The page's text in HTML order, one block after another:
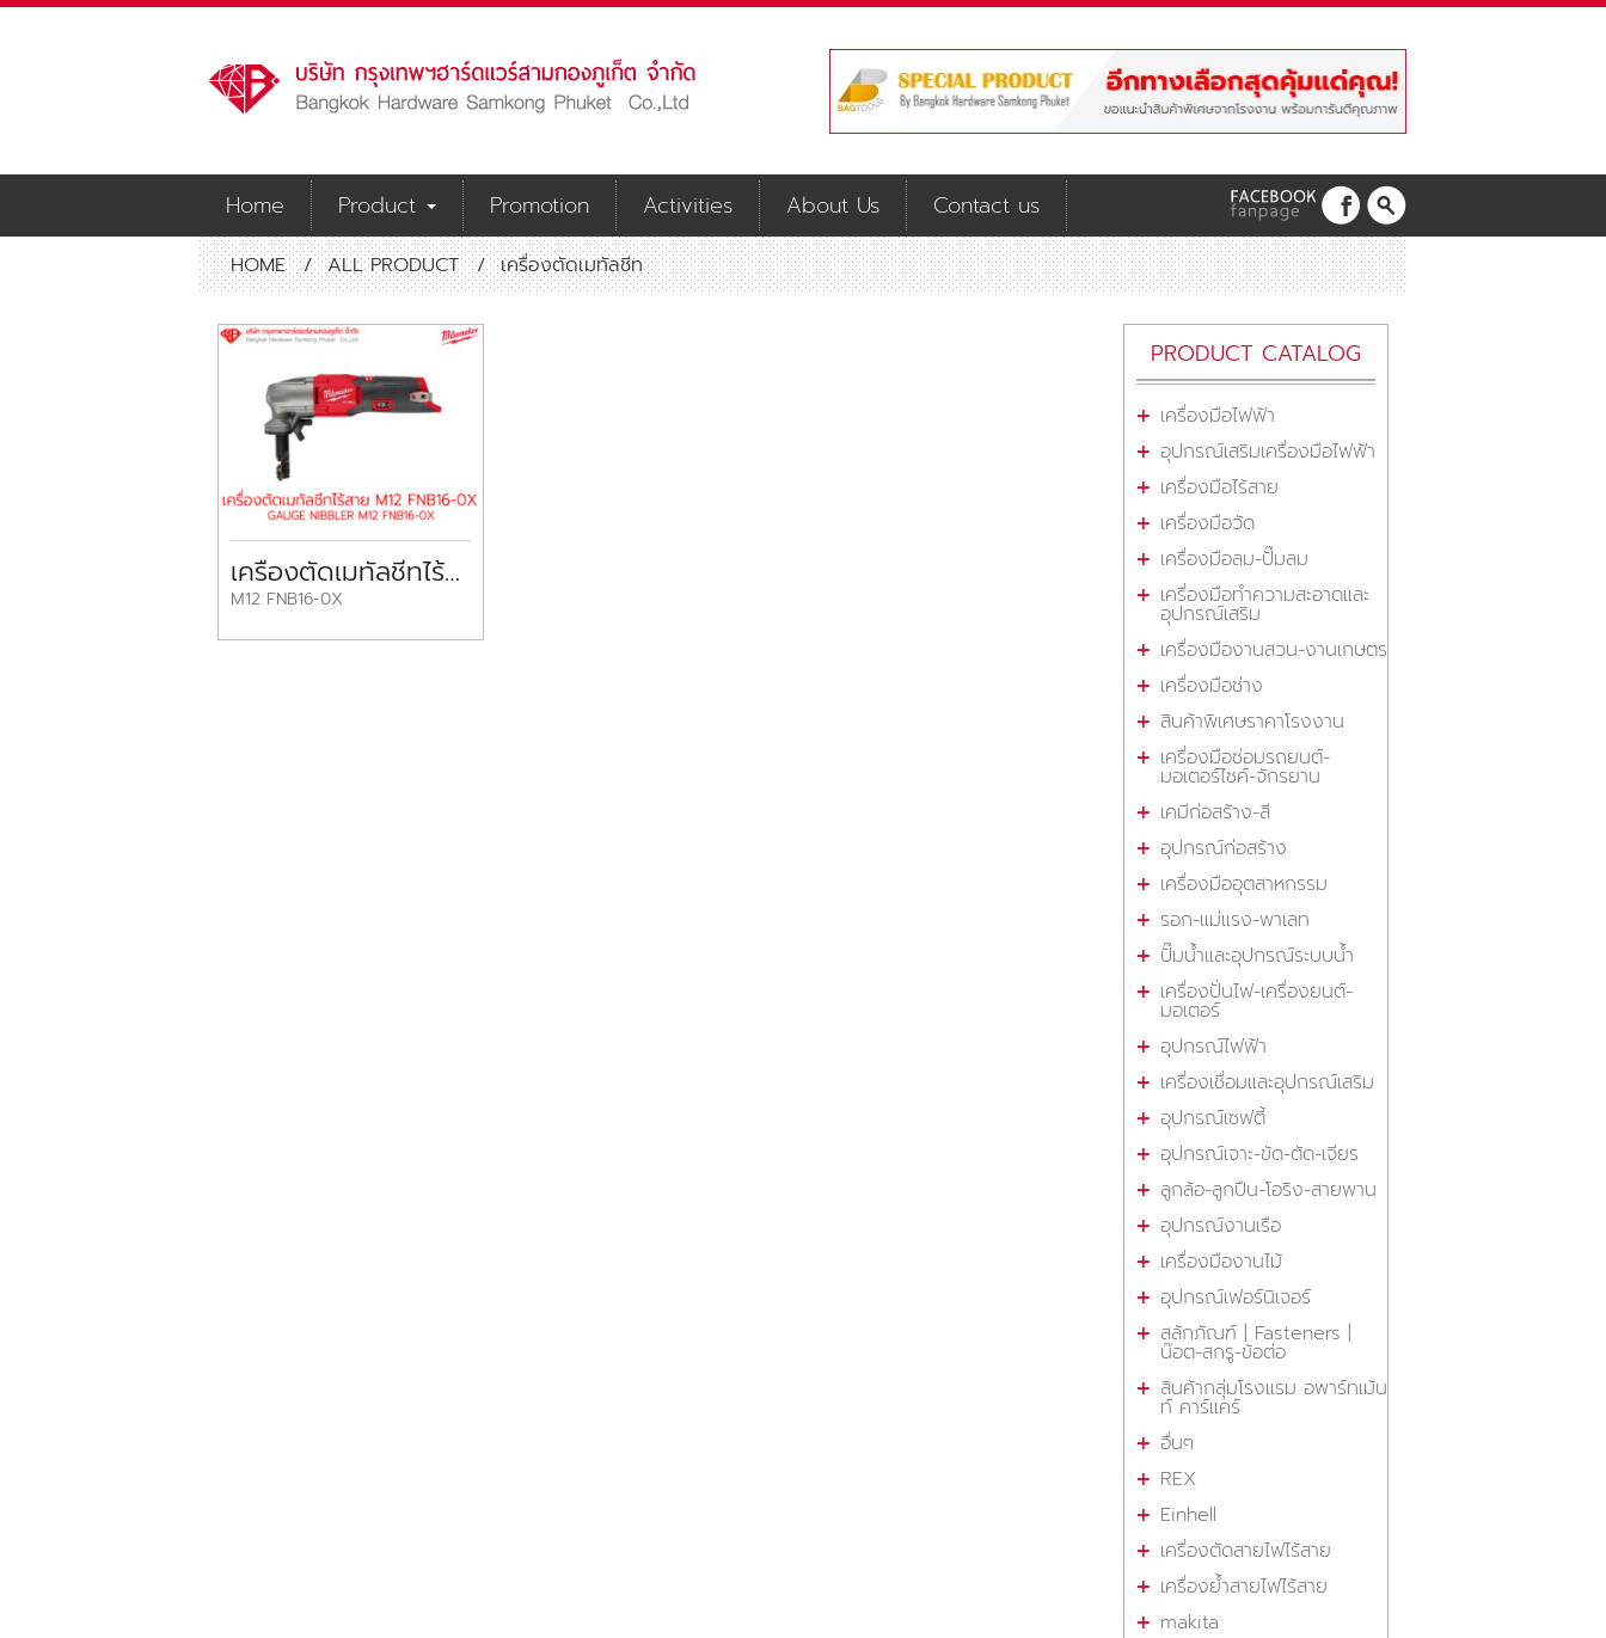
Home Product Promotion Activities About Us Contact us
HOME / ALL PRODUCT / เครื่องตัดเมทัลชีท
เครื่องตัดเมทัลชีทไร้สาย GAUGE NIBBLER M12 FNB16-0X MILWAUKEE
M12 FNB16-0X
PRODUCT CATALOG
เครื่องมือไฟฟ้า
อุปกรณ์เสริมเครื่องมือไฟฟ้า
เครื่องมือไร้สาย
เครื่องมือวัด
เครื่องมือลม-ปั๊มลม
เครื่องมือทำความสะอาดและ
อุปกรณ์เสริม
เครื่องมืองานสวน-งานเกษตร
เครื่องมือช่าง
สินค้าพิเศษราคาโรงงาน
เครื่องมือซ่อมรถยนต์-
มอเตอร์ไซค์-จักรยาน
เคมีก่อสร้าง-สี
อุปกรณ์ก่อสร้าง
เครื่องมืออุตสาหกรรม
รอก-แม่แรง-พาเลท
ปั๊มน้ำและอุปกรณ์ระบบน้ำ
เครื่องปั่นไฟ-เครื่องยนต์-
มอเตอร์
อุปกรณ์ไฟฟ้า
เครื่องเชื่อมและอุปกรณ์เสริม
อุปกรณ์เซฟตี้
อุปกรณ์เจาะ-ขัด-ตัด-เจียร
ลูกล้อ-ลูกปืน-โอริง-สายพาน
อุปกรณ์งานเรือ
เครื่องมืองานไม้
อุปกรณ์เฟอร์นิเจอร์
สลักภัณฑ์ | Fasteners |
น๊อต-สกรู-ข้อต่อ
สินค้ากลุ่มโรงแรม อพาร์ทเม้น
ท์ คาร์แคร์
อื่นๆ
REX
Einhell
เครื่องตัดสายไฟไร้สาย
เครื่องย้ำสายไฟไร้สาย
makita